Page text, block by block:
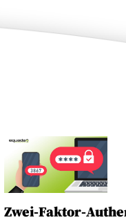
Zwei-Faktor-